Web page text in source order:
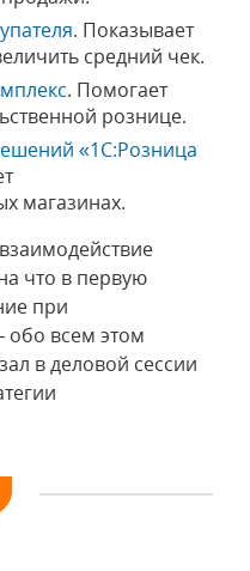
. Показывает
средний чек.
. Помогает
рознице.
«1С:Розница
магазинах.
что в первую
при
обо всем этом
в деловой сессии